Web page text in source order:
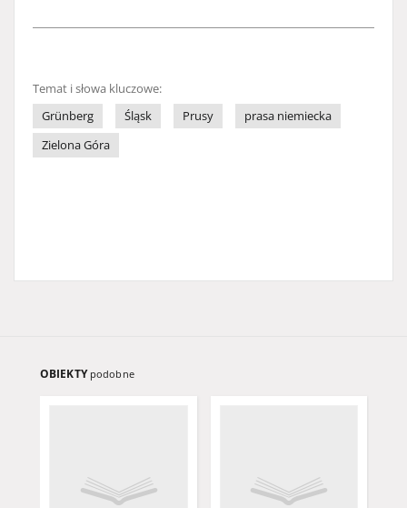
Temat i słowa kluczowe:
Grünberg
Śląsk Prusy
prasa niemiecka
Zielona Góra
OBIEKTY podobne